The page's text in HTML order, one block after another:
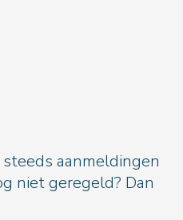
aanmeldingen
niet geregeld? Dan